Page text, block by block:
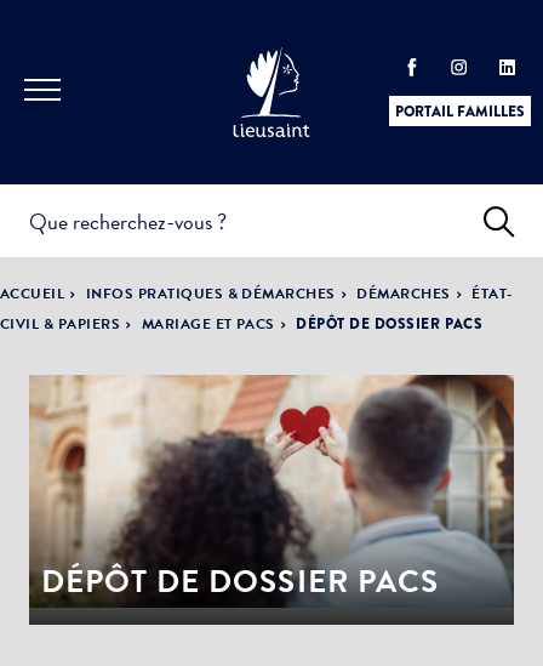
PORTAIL FAMILLES
PRATIQUES &
DÉMARCHES
ACTUALITÉS &
ÉVÈNEMENTS
LA VILLE
DÉMOCRATIE
PARTICIPATIVE
ACCUEIL INFOS PRATIQUES & DÉMARCHES DÉMARCHES
ÉTAT-
CIVIL & PAPIERS
MARIAGE ET PACS DÉPÔT DE DOSSIER PACS
DÉPÔT DE DOSSIER PACS